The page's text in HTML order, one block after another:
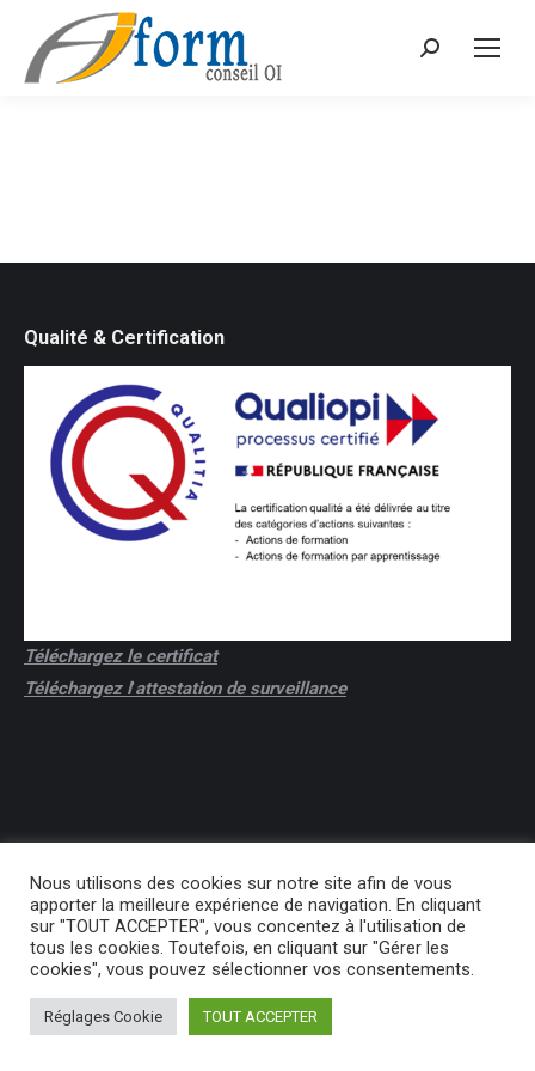
Recherche
Qualité & Certification
Téléchargez le certificat
Téléchargez l'attestation de surveillance
Previously used menu 2
Nous utilisons des cookies sur notre site afin de vous
apporter la meilleure expérience de navigation. En cliquant
sur "TOUT ACCEPTER", vous concentez à l'utilisation de
tous les cookies. Toutefois, en cliquant sur "Gérer les
cookies", vous pouvez sélectionner vos consentements.
Réglages Cookie TOUT ACCEPTER